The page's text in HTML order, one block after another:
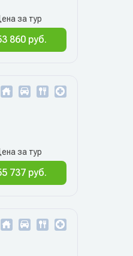
за тур
860 руб.
за тур
737 руб.